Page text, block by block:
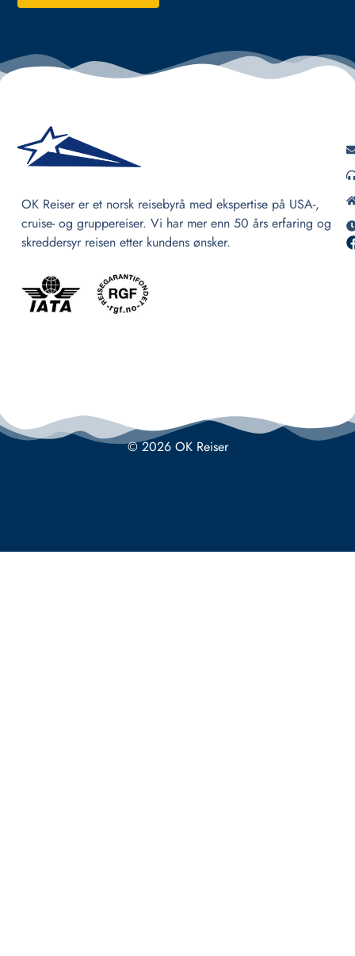
OK Reiser er et norsk reisebyrå med ekspertise på USA-,
cruise- og gruppereiser. Vi har mer enn 50 års erfaring og
skreddersyr reisen etter kundens ønsker.
© 2026 OK Reiser